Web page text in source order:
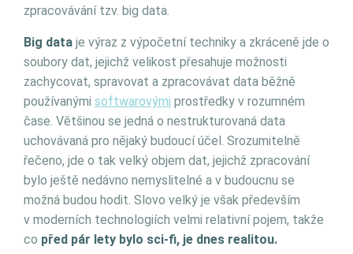
zpracovávání tzv. big data.
Big data je výraz z výpočetní techniky a zkráceně jde o
soubory dat, jejichž velikost přesahuje možnosti
zachycovat, spravovat a zpracovávat data běžně
používanými softwarovými prostředky v rozumném
čase. Většinou se jedná o nestrukturovaná data
uchovávaná pro nějaký budoucí účel. Srozumitelně
řečeno, jde o tak velký objem dat, jejichž zpracování
bylo ještě nedávno nemyslitelné a v budoucnu se
možná budou hodit. Slovo velký je však především
v moderních technologiích velmi relativní pojem, takže
co před pár lety bylo sci-fi, je dnes realitou.